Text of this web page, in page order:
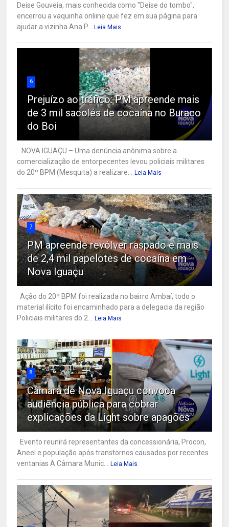
Deise Gouveia, mais conhecida como "Deise do tombo",
encerrou a vaquinha onliine que fez em sua página para
ajudar a vizinha Ana P... Leia Mais
6
Prejuízo ao tráfico: PM apreende mais
de 3 mil sacolés de cocaína no Buraco
do Boi
NOVA IGUAÇU – Uma denúncia anônima sobre a
comercialização de entorpecentes levou policiais militares
do 20º BPM (Mesquita) a realizare... Leia Mais
7
PM apreende revólver raspado e mais
de 2,4 mil papelotes de cocaína em
Nova Iguaçu
Ação do 20º BPM foi realizada no bairro Ambaí; todo o
material ilícito foi encaminhado para a delegacia da região
Policiais militares do 2... Leia Mais
8
Câmara de Nova Iguaçu convoca
audiência pública para cobrar
explicações da Light sobre apagões
Evento reunirá representantes da concessionária, Procon,
Aneel e população após transtornos causados por recentes
ventanias A Câmara Munic... Leia Mais